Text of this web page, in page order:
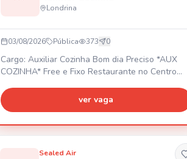
Londrina
03/08/2026 Pública 373 0
Cargo: Auxiliar Cozinha Bom dia Preciso *AUX
COZINHA* Free e Fixo Restaurante no Centro
COM EXPERIÊNCIA Mandar currículo
ver vaga
Sealed Air